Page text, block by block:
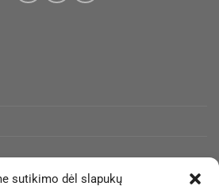
sutikimo dėl slapukų